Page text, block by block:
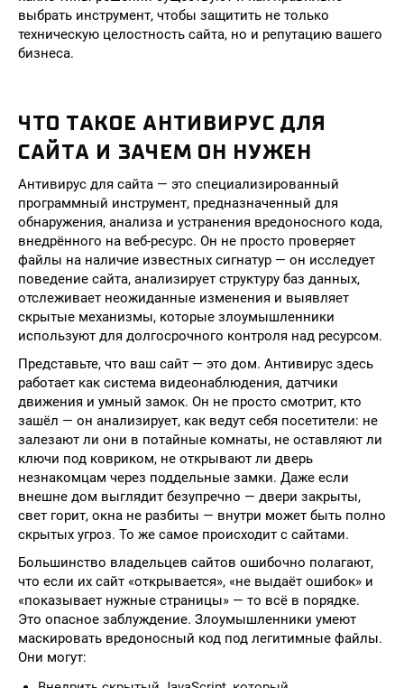
выбрать инструмент, чтобы защитить не только
техническую целостность сайта, но и репутацию вашего
бизнеса.
ЧТО ТАКОЕ АНТИВИРУС ДЛЯ
САЙТА И ЗАЧЕМ ОН НУЖЕН
Антивирус для сайта — это специализированный
программный инструмент, предназначенный для
обнаружения, анализа и устранения вредоносного кода,
внедрённого на веб-ресурс. Он не просто проверяет
файлы на наличие известных сигнатур — он исследует
поведение сайта, анализирует структуру баз данных,
отслеживает неожиданные изменения и выявляет
скрытые механизмы, которые злоумышленники
используют для долгосрочного контроля над ресурсом.
Представьте, что ваш сайт — это дом. Антивирус здесь
работает как система видеонаблюдения, датчики
движения и умный замок. Он не просто смотрит, кто
зашёл — он анализирует, как ведут себя посетители: не
залезают ли они в потайные комнаты, не оставляют ли
ключи под ковриком, не открывают ли дверь
незнакомцам через поддельные замки. Даже если
внешне дом выглядит безупречно — двери закрыты,
свет горит, окна не разбиты — внутри может быть полно
скрытых угроз. То же самое происходит с сайтами.
Большинство владельцев сайтов ошибочно полагают,
что если их сайт «открывается», «не выдаёт ошибок» и
«показывает нужные страницы» — то всё в порядке.
Это опасное заблуждение. Злоумышленники умеют
маскировать вредоносный код под легитимные файлы.
Они могут: